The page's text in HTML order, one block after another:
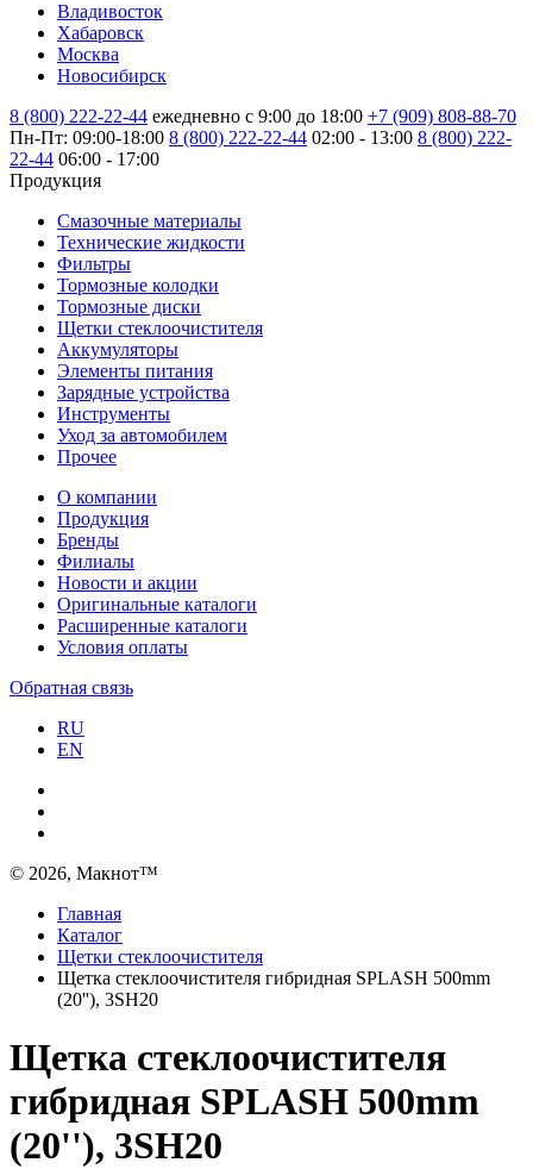
Владивосток
Хабаровск
Москва
Новосибирск
8 (800) 222-22-44 ежедневно с 9:00 до 18:00 +7 (909) 808-88-70
Пн-Пт: 09:00-18:00 8 (800) 222-22-44 02:00 - 13:00 8 (800) 222-
22-44 06:00 - 17:00
Продукция
Смазочные материалы
Технические жидкости
Фильтры
Тормозные колодки
Тормозные диски
Щетки стеклоочистителя
Аккумуляторы
Элементы питания
Зарядные устройства
Инструменты
Уход за автомобилем
Прочее
О компании
Продукция
Бренды
Филиалы
Новости и акции
Оригинальные каталоги
Расширенные каталоги
Условия оплаты
Обратная связь
RU
EN
© 2026, Макнот™
Главная
Каталог
Щетки стеклоочистителя
Щетка стеклоочистителя гибридная SPLASH 500mm
(20''), 3SH20
Щетка стеклоочистителя
гибридная SPLASH 500mm
(20''), 3SH20